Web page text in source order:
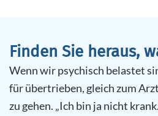
Finden Sie heraus,
Wenn wir psychisch belastet
für übertrieben, gleich zum
zu gehen. „Ich bin ja nicht